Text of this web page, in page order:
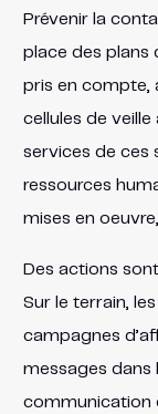
Prévenir la
place des plans
pris en compte,
cellules de
services de ces
ressources
mises en
Des actions
Sur le terrain,
campagnes
messages dans
communication